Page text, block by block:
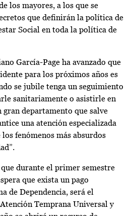
los mayores, a los que se
que definirán la política de
Social en toda la política de
García-Page ha avanzado que
para los próximos años es
se jubile tenga un seguimiento
sanitariamente o asistirle en
gran departamento que salve
una atención especializada
fenómenos más absurdos
que durante el primer semestre
que exista un pago
de Dependencia, será el
Temprana Universal y